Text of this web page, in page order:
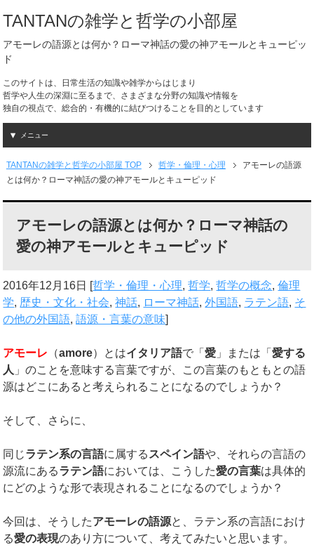
TANTANの雑学と哲学の小部屋
アモーレの語源とは何か？ローマ神話の愛の神アモールとキューピッ
ド
このサイトは、日常生活の知識や雑学からはじまり
哲学や人生の深淵に至るまで、さまざまな分野の知識や情報を
独自の視点で、総合的・有機的に結びつけることを目的としています
メニュー
TANTANの雑学と哲学の小部屋 TOP 哲学・倫理・心理
アモーレの語源
とは何か？ローマ神話の愛の神アモールとキューピッド
アモーレの語源とは何か？ローマ神話の
愛の神アモールとキューピッド
2016年12月16日 [哲学・倫理・心理,哲学,哲学の概念,倫理
学, 歴史・文化・社会,神話, ローマ神話,外国語, ラテン語, そ
の他の外国語,語源・言葉の意味]
アモーレ （amore）とはイタリア語で「愛 」または「愛する
人 」のことを意味する言葉ですが、この言葉のもともとの語
源はどこにあると考えられることになるのでしょうか？
そして、さらに、
同じラテン系の言語に属する スペイン語や、それらの言語の
源流にあるラテン語においては、こうした愛の言葉は具体的
にどのような形で表現されることになるのでしょうか？
今回は、そうしたアモーレの語源と、ラテン系の言語におけ
る愛の表現のあり方について、考えてみたいと思います。